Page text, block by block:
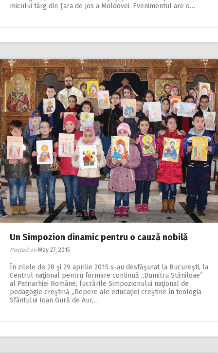
micului târg din Ţara de Jos a Moldovei. Evenimentul are o…
Un Simpozion dinamic pentru o cauză nobilă
Posted on May 27, 2015
În zilele de 28 şi 29 aprilie 2015 s-au desfăşurat la Bucureşti, la
Centrul naţional pentru formare continuă „Dumitru Stăniloae”
al Patriarhiei Române, lucrările Simpozionului naţional de
pedagogie creştină „Repere ale educaţiei creştine în teologia
Sfântului Ioan Gură de Aur,…